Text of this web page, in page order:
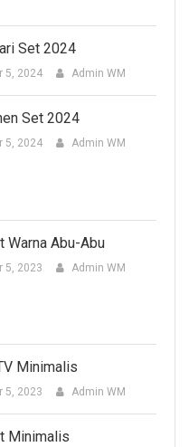
Set 2024
5, 2024 Admin WM
Set 2024
5, 2024 Admin WM
Warna Abu-Abu
5, 2023 Admin WM
Minimalis
5, 2023 Admin WM
Minimalis